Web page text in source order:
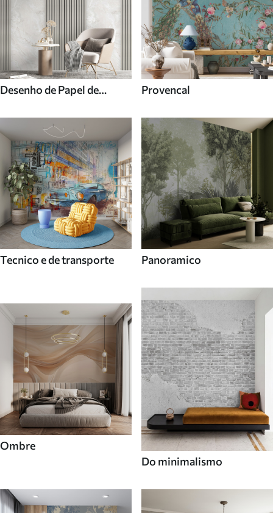
Desenho de Papel de
Provencal
Tecnico e de transporte Panoramico
Ombre
Do minimalismo